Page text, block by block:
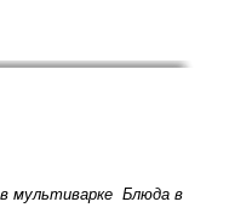
Блюда в